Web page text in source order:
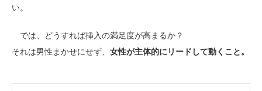
い。
では、どうすれば挿入の満足度が高まるか？
それは男性まかせにせず、 女性が主体的にリードして動くこと。